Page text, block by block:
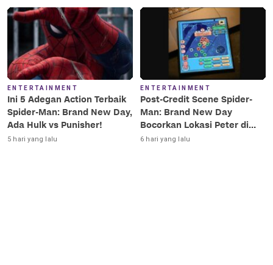
ENTERTAINMENT
Ini 5 Adegan Action Terbaik
Spider-Man: Brand New Day,
Ada Hulk vs Punisher!
5 hari yang lalu
ENTERTAINMENT
Post-Credit Scene Spider-
Man: Brand New Day
Bocorkan Lokasi Peter di
Luar Angkasa!
6 hari yang lalu